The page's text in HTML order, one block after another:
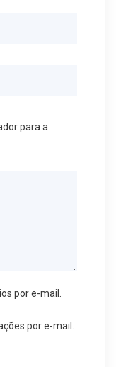
para a
por e-mail.
por e-mail.